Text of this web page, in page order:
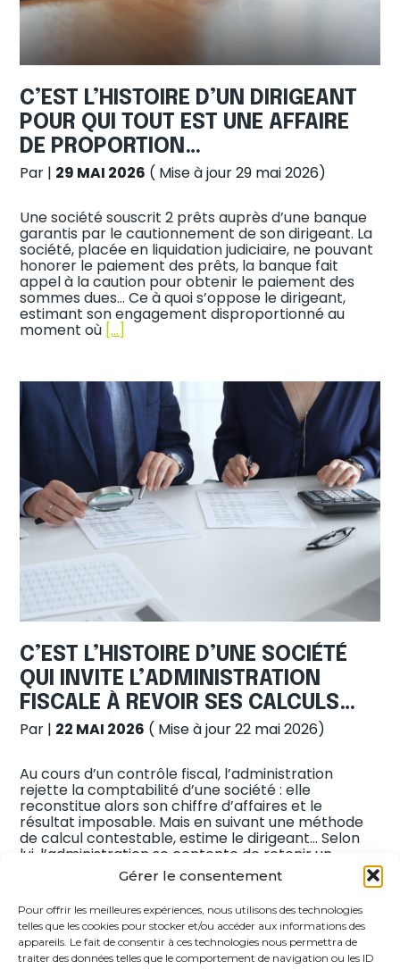
Gérer le consentement
Pour offrir les meilleures expériences, nous utilisons des technologies
telles que les cookies pour stocker et/ou accéder aux informations des
appareils. Le fait de consentir à ces technologies nous permettra de
traiter des données telles que le comportement de navigation ou les ID
C’EST L’HISTOIRE D’UN DIRIGEANT
POUR QUI TOUT EST UNE AFFAIRE
DE PROPORTION…
Par | 29 MAI 2026 ( Mise à jour 29 mai 2026)
Une société souscrit 2 prêts auprès d’une banque
garantis par le cautionnement de son dirigeant. La
société, placée en liquidation judiciaire, ne pouvant
honorer le paiement des prêts, la banque fait
appel à la caution pour obtenir le paiement des
sommes dues… Ce à quoi s’oppose le dirigeant,
estimant son engagement disproportionné au
moment où […]
C’EST L’HISTOIRE D’UNE SOCIÉTÉ
QUI INVITE L’ADMINISTRATION
FISCALE À REVOIR SES CALCULS…
Par | 22 MAI 2026 ( Mise à jour 22 mai 2026)
Au cours d’un contrôle fiscal, l’administration
rejette la comptabilité d’une société : elle
reconstitue alors son chiffre d’affaires et le
résultat imposable. Mais en suivant une méthode
de calcul contestable, estime le dirigeant… Selon
lui, l’administration se contente de retenir un
montant de charges déductibles comprenant les
frais bancaires, les taxes et les dépenses de
Navigation 1 2 … 16 >